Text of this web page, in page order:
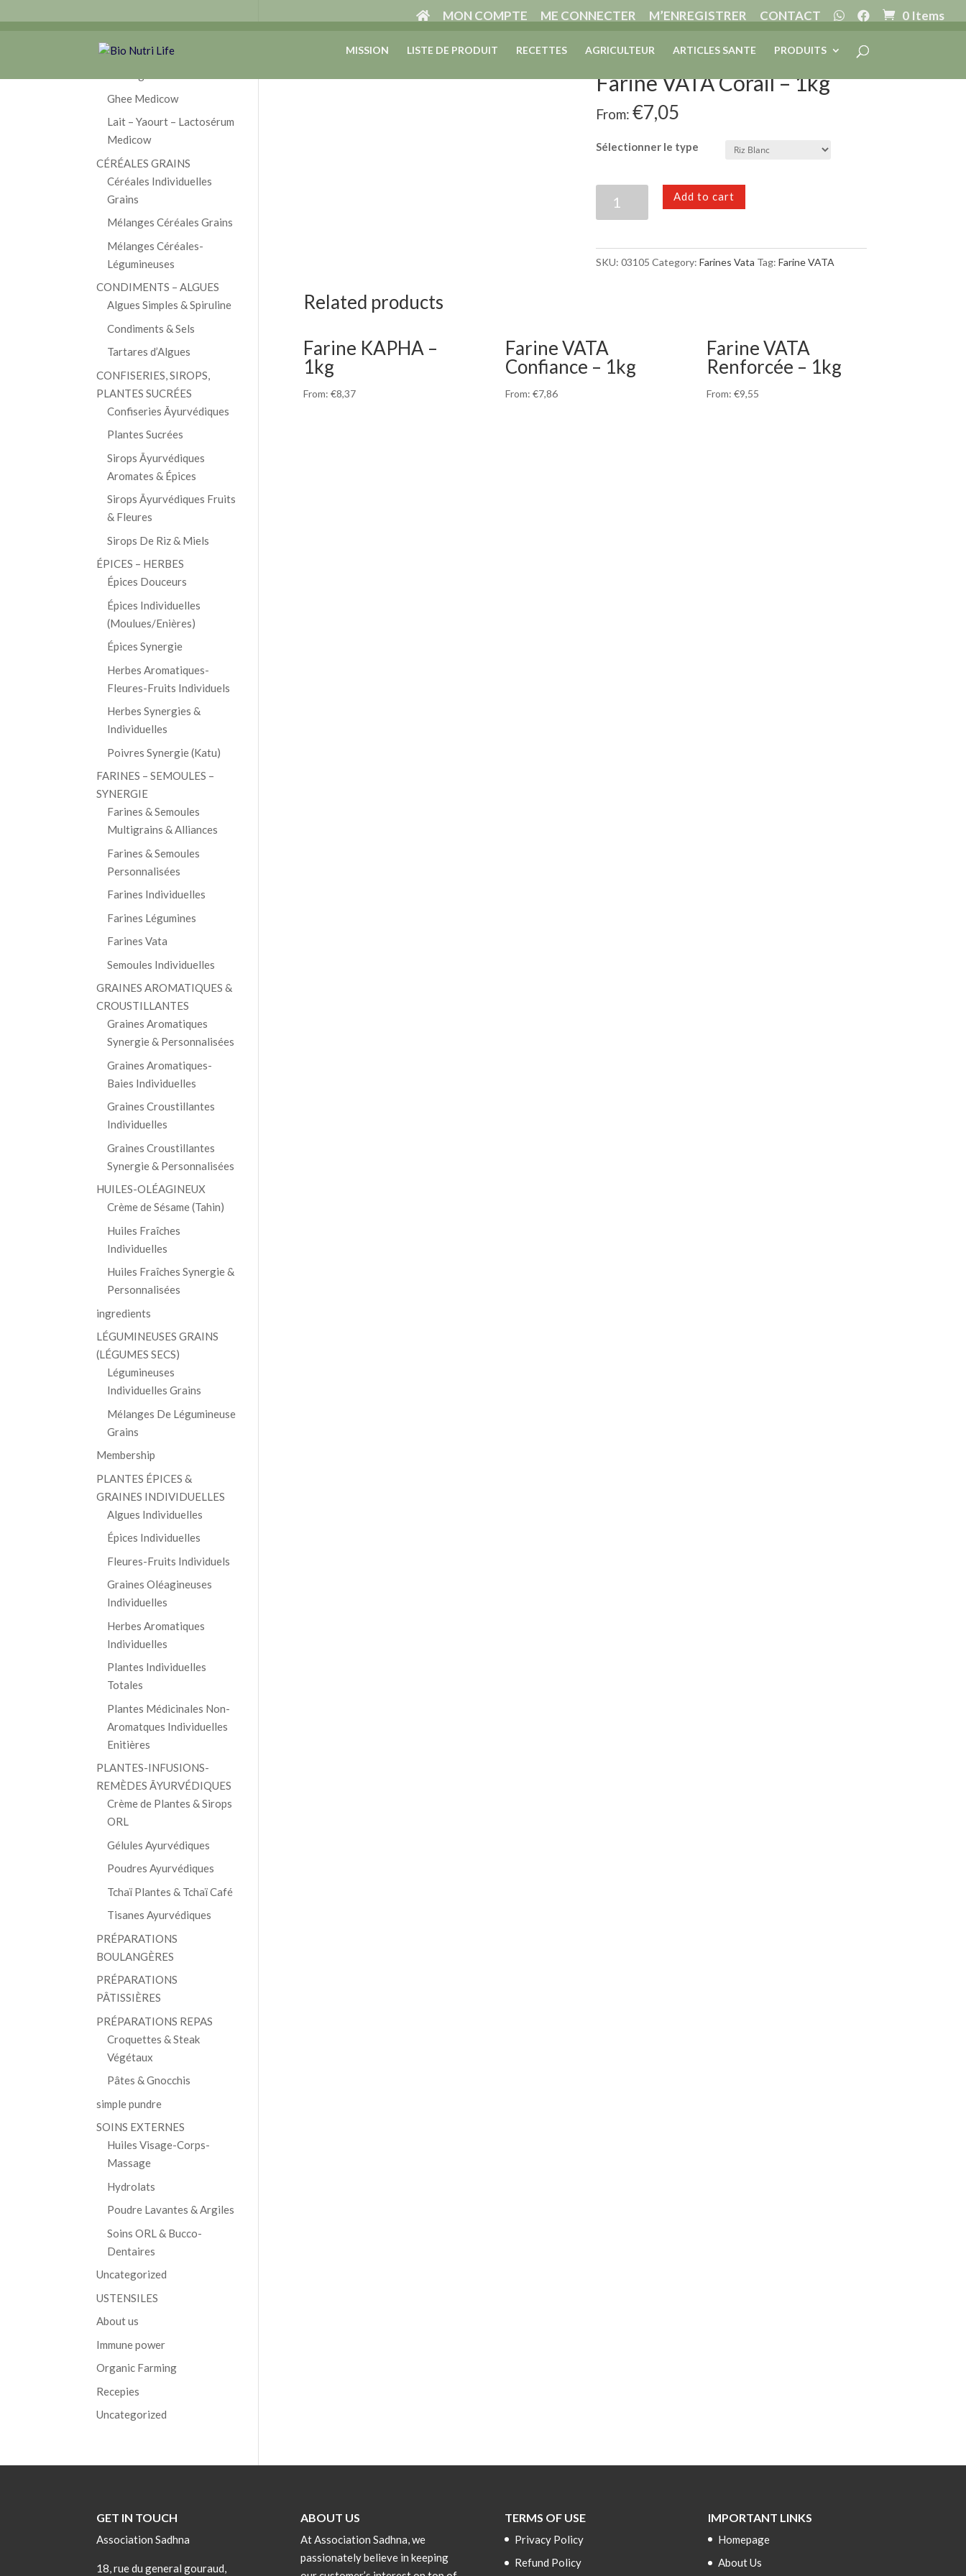
MON COMPTE ME CONNECTER M’ENREGISTRER CONTACT 0 Items
MISSION LISTE DE PRODUIT RECETTES AGRICULTEUR ARTICLES SANTE PRODUITS
FARINES - SEMOULES - SYNERGIE/Farines Vata/ Farine VATA Corail – 1kg
Farine VATA Corail – 1kg
From:€7,05
Sélectionner le type
VATA
-
1kg
Add to cart
SKU:03105 Category:Farines Vata Tag:Farine VATA
Related products
Farine KAPHA –
1kg
From: €8,37
Farine VATA
Confiance – 1kg
From: €7,86
Farine VATA
Renforcée – 1kg
From:€9,55
AMAP MEDICOW
Ghee Medicow
Lait – Yaourt – Lactosérum
Medicow
CÉRÉALES GRAINS
Céréales Individuelles
Grains
Mélanges Céréales Grains
Mélanges Céréales-
Légumineuses
CONDIMENTS – ALGUES
Algues Simples & Spiruline
Condiments & Sels
Tartares d’Algues
CONFISERIES, SIROPS,
PLANTES SUCRÉES
Confiseries Āyurvédiques
Plantes Sucrées
Sirops Āyurvédiques
Aromates & Épices
Sirops Āyurvédiques Fruits
& Fleures
Sirops De Riz & Miels
ÉPICES – HERBES
Épices Douceurs
Épices Individuelles
(Moulues/Enières)
Épices Synergie
Herbes Aromatiques-
Fleures-Fruits Individuels
Herbes Synergies &
Individuelles
Poivres Synergie (Katu)
FARINES – SEMOULES –
SYNERGIE
Farines & Semoules
Multigrains & Alliances
Farines & Semoules
Personnalisées
Farines Individuelles
Farines Légumines
Farines Vata
Semoules Individuelles
GRAINES AROMATIQUES &
CROUSTILLANTES
Graines Aromatiques
Synergie & Personnalisées
Graines Aromatiques-
Baies Individuelles
Graines Croustillantes
Individuelles
Graines Croustillantes
Synergie & Personnalisées
HUILES-OLÉAGINEUX
Crème de Sésame (Tahin)
Huiles Fraîches
Individuelles
Huiles Fraîches Synergie &
Personnalisées
ingredients
LÉGUMINEUSES GRAINS
(LÉGUMES SECS)
Légumineuses
Individuelles Grains
Mélanges De Légumineuse
Grains
Membership
PLANTES ÉPICES &
GRAINES INDIVIDUELLES
Algues Individuelles
Épices Individuelles
Fleures-Fruits Individuels
Graines Oléagineuses
Individuelles
Herbes Aromatiques
Individuelles
Plantes Individuelles
Totales
Plantes Médicinales Non-
Aromatques Individuelles
Enitières
PLANTES-INFUSIONS-
REMÈDES ĀYURVÉDIQUES
Crème de Plantes & Sirops
ORL
Gélules Ayurvédiques
Poudres Ayurvédiques
Tchaï Plantes & Tchaï Café
Tisanes Ayurvédiques
PRÉPARATIONS
BOULANGÈRES
PRÉPARATIONS
PÂTISSIÈRES
PRÉPARATIONS REPAS
Croquettes & Steak
Végétaux
Pâtes & Gnocchis
simple pundre
SOINS EXTERNES
Huiles Visage-Corps-
Massage
Hydrolats
Poudre Lavantes & Argiles
Soins ORL & Bucco-
Dentaires
Uncategorized
USTENSILES
About us
Immune power
Organic Farming
Recepies
Uncategorized
GET IN TOUCH
Association Sadhna
18, rue du general gouraud,
ABOUT US
At Association Sadhna, we
passionately believe in keeping
TERMS OF USE
Privacy Policy
Refund Policy
IMPORTANT LINKS
Homepage
About Us